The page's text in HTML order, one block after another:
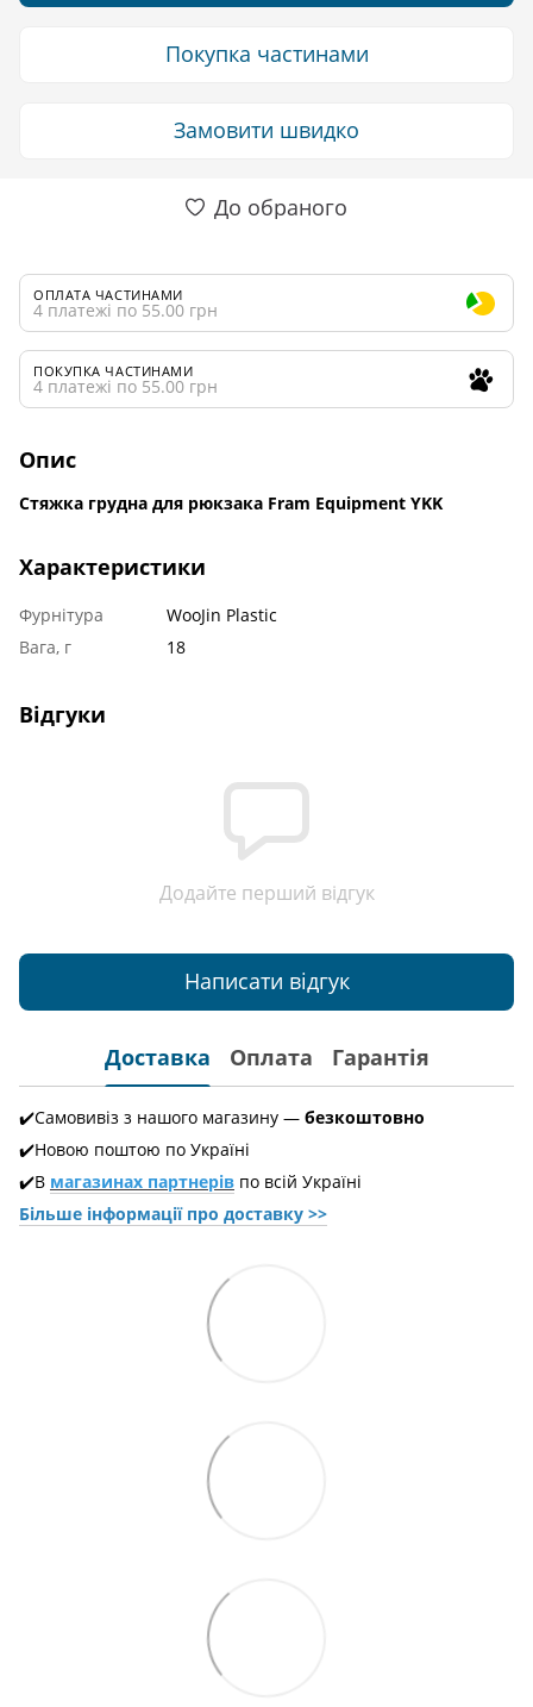
Покупка частинами
Замовити швидко
До обраного
ОПЛАТА ЧАСТИНАМИ
4 платежі по 55.00 грн
ПОКУПКА ЧАСТИНАМИ
4 платежі по 55.00 грн
Опис
Стяжка грудна для рюкзака Fram Equipment YKK
Характеристики
Фурнітура
WooJin Plastic
Вага, г
18
Відгуки
Додайте перший відгук
Написати відгук
Доставка Оплата Гарантія
✔️Самовивіз з нашого магазину — безкоштовно
✔️Новою поштою по Україні
✔️В магазинах партнерів по всій Україні
Більше інформації про доставкy >>